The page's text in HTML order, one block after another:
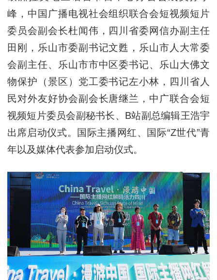
峰，中国广播电视社会组织联合会短视频短片
委员会副会长杜闻伟，四川省委网信办副主任
田刚，乐山市委副书记文甦，乐山市人大常委
会副主任、乐山市市中区委书记、乐山大佛文
物保护（景区）党工委书记左小林，四川省人
民对外友好协会副会长唐继兰，中广联合会短
视频短片委员会副秘书长、B站副总编辑王浩宇
出席启动仪式。国际主播网红、国际“Z世代”青
年以及媒体代表参加启动仪式。